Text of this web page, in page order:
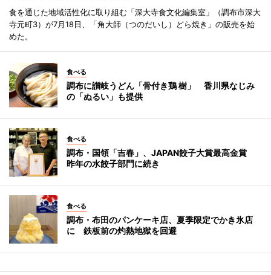
食を通じた地域活性化に取り組む「深大寺食文化編集室」（調布市深大
寺元町3）が7月18日、「角大師（つのだいし）どら焼き」の販売を始
めた。
食べる
調布に讃岐うどん「骨付き鶏 樹」 香川県なじみ
の「ぬるい」も提供
食べる
調布・国領「吉春」、JAPAN餃子大賞最高金賞
昨年の水餃子部門に続き
食べる
調布・布田のパンケーキ店、夏季限定でかき氷店
に 鉄板前の灼熱地獄を回避